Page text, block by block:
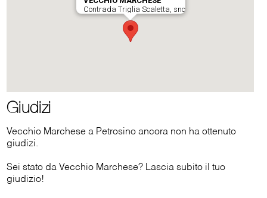
Giudizi
Vecchio Marchese a Petrosino ancora non ha ottenuto
giudizi.
Sei stato da Vecchio Marchese? Lascia subito il tuo
giudizio!